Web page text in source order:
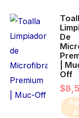
en
la
de
De
|
Off
$